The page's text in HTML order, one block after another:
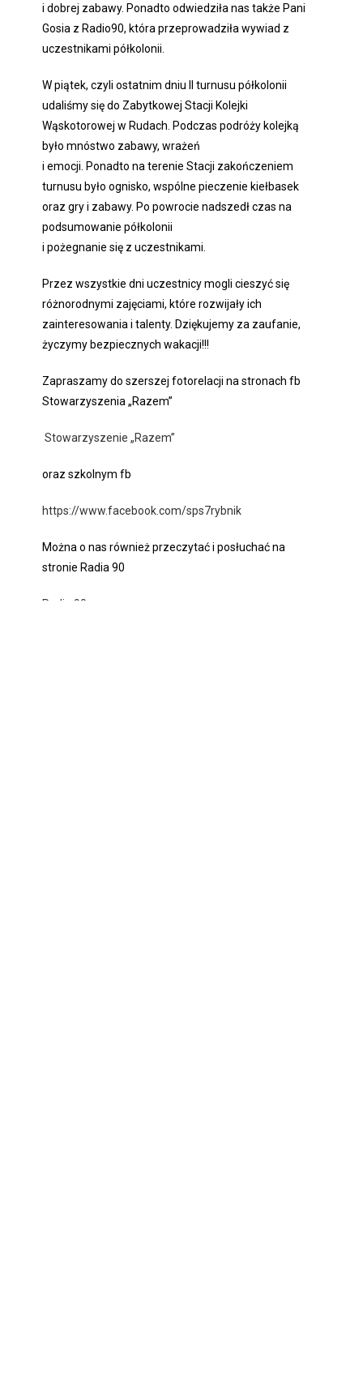
i dobrej zabawy. Ponadto odwiedziła nas także Pani
Gosia z Radio90, która przeprowadziła wywiad z
uczestnikami półkolonii.
W piątek, czyli ostatnim dniu II turnusu półkolonii
udaliśmy się do Zabytkowej Stacji Kolejki
Wąskotorowej w Rudach. Podczas podróży kolejką
było mnóstwo zabawy, wrażeń
i emocji. Ponadto na terenie Stacji zakończeniem
turnusu było ognisko, wspólne pieczenie kiełbasek
oraz gry i zabawy. Po powrocie nadszedł czas na
podsumowanie półkolonii
i pożegnanie się z uczestnikami.
Przez wszystkie dni uczestnicy mogli cieszyć się
różnorodnymi zajęciami, które rozwijały ich
zainteresowania i talenty. Dziękujemy za zaufanie,
życzymy bezpiecznych wakacji!!!
Zapraszamy do szerszej fotorelacji na stronach fb
Stowarzyszenia „Razem”
Stowarzyszenie „Razem”
oraz szkolnym fb
https://www.facebook.com/sps7rybnik
Można o nas również przeczytać i posłuchać na
stronie Radia 90
Radio 90